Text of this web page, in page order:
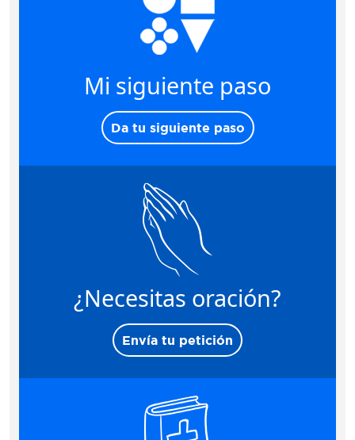
Mi siguiente paso
Da tu siguiente paso
¿Necesitas oración?
Envía tu petición